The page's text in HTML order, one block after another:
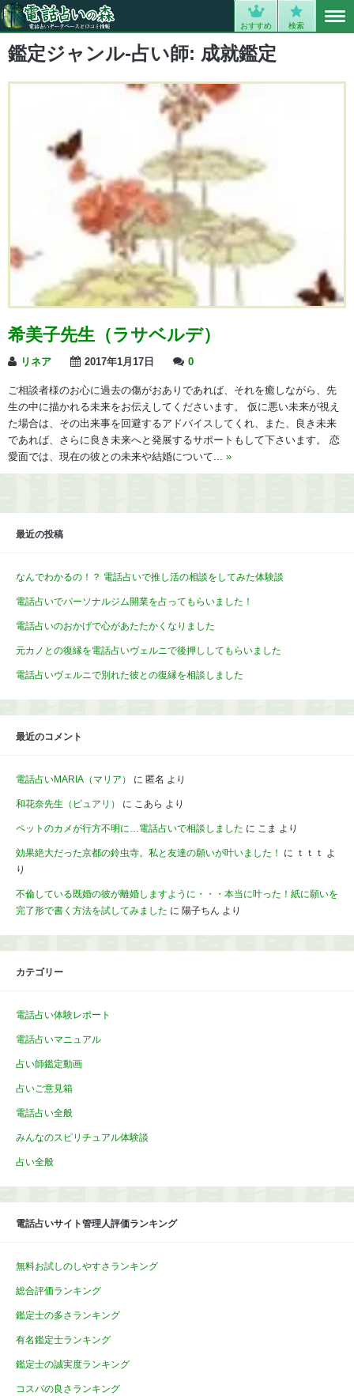
おすすめ 検索
鑑定ジャンル-占い師: 成就鑑定
希美子先生（ラサベルデ）
リネア 2017年1月17日 0
ご相談者様のお心に過去の傷がおありであれば、それを癒しながら、先
生の中に描かれる未来をお伝えしてくださいます。 仮に悪い未来が視え
た場合は、その出来事を回避するアドバイスしてくれ、また、良き未来
であれば、さらに良き未来へと発展するサポートもして下さいます。 恋
愛面では、現在の彼との未来や結婚について... »
最近の投稿
なんでわかるの！？ 電話占いで推し活の相談をしてみた体験談
電話占いでパーソナルジム開業を占ってもらいました！
電話占いのおかげで心があたたかくなりました
元カノとの復縁を電話占いヴェルニで後押ししてもらいました
電話占いヴェルニで別れた彼との復縁を相談しました
最近のコメント
電話占いMARIA（マリア） に 匿名 より
和花奈先生（ピュアリ） に こあら より
ペットのカメが行方不明に…電話占いで相談しました に こま より
効果絶大だった京都の鈴虫寺。私と友達の願いが叶いました！ に ｔｔｔ よ
り
不倫している既婚の彼が離婚しますように・・・本当に叶った！紙に願いを
完了形で書く方法を試してみました に 陽子ちん より
カテゴリー
電話占い体験レポート
電話占いマニュアル
占い師鑑定動画
占いご意見箱
電話占い全般
みんなのスピリチュアル体験談
占い全般
電話占いサイト管理人評価ランキング
無料お試しのしやすさランキング
総合評価ランキング
鑑定士の多さランキング
有名鑑定士ランキング
鑑定士の誠実度ランキング
コスパの良さランキング